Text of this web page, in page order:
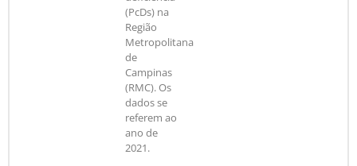
(PcDs) na
Região
Metropolitana
de
Campinas
(RMC). Os
dados se
referem ao
ano de
2021.